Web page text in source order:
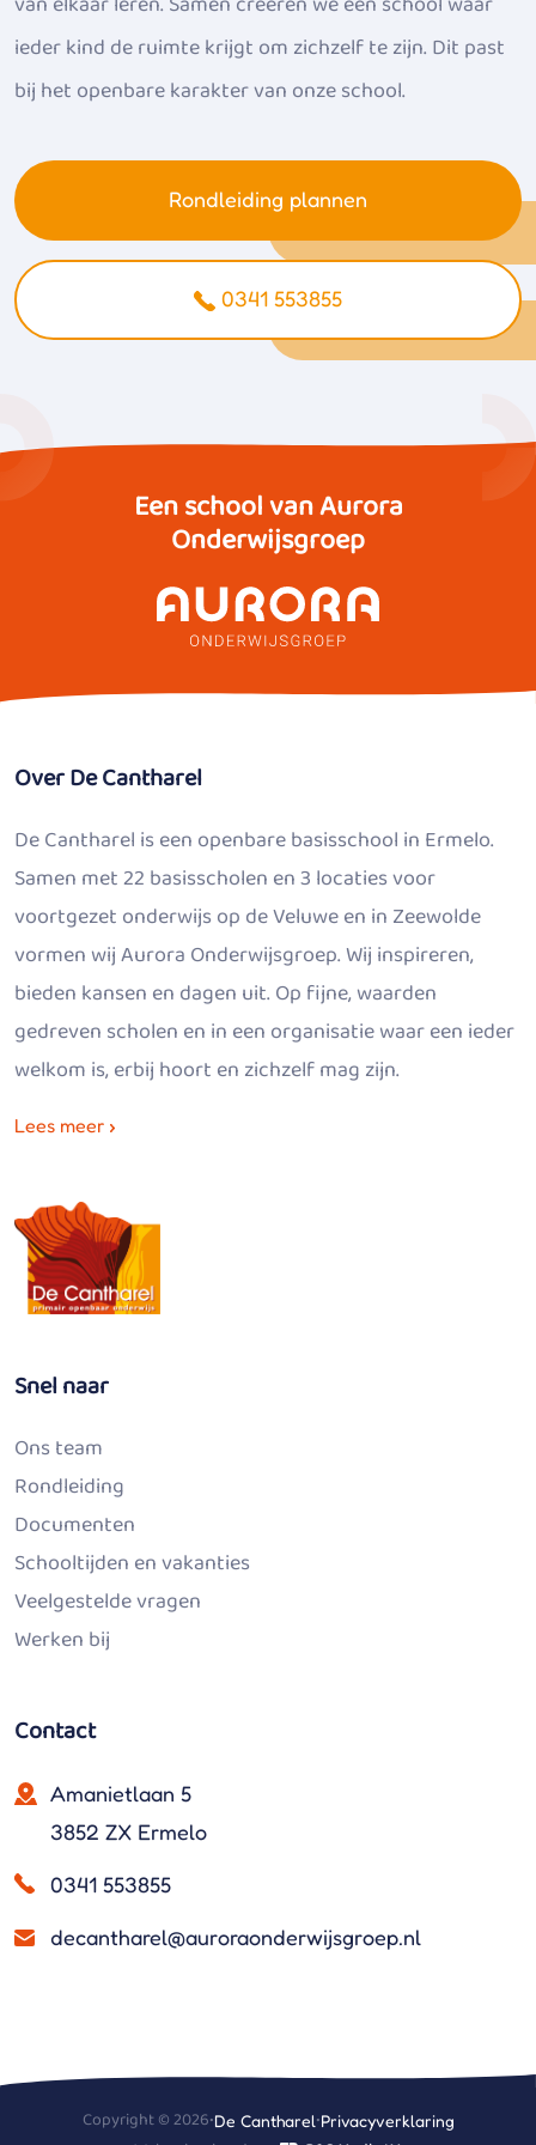
ieder kind de ruimte krijgt om zichzelf te zijn. Dit past
bij het openbare karakter van onze school.
Rondleiding plannen
0341 553855
Een school van Aurora
Onderwijsgroep
Over De Cantharel
De Cantharel is een openbare basisschool in Ermelo.
Samen met 22 basisscholen en 3 locaties voor
voortgezet onderwijs op de Veluwe en in Zeewolde
vormen wij Aurora Onderwijsgroep. Wij inspireren,
bieden kansen en dagen uit. Op fijne, waarden
gedreven scholen en in een organisatie waar een ieder
welkom is, erbij hoort en zichzelf mag zijn.
Lees meer
Snel naar
Ons team
Rondleiding
Documenten
Schooltijden en vakanties
Veelgestelde vragen
Werken bij
Contact
Amanietlaan 5
3852 ZX Ermelo
0341 553855
decantharel@auroraonderwijsgroep.nl
Copyright © 2026•De Cantharel•Privacyverklaring